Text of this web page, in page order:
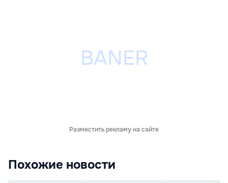
Разместить рекламу на сайте
Похожие новости